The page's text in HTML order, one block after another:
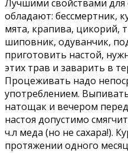
Лучшими свойствами
обладают: бессмертник,
мята, крапива, цикорий,
шиповник, одуванчик,
приготовить настой,
этих трав и заварить в
Процеживать надо
употреблением.
натощак и вечером
настоя допустимо
ч.л меда (но не сахара!).
протяжении одного